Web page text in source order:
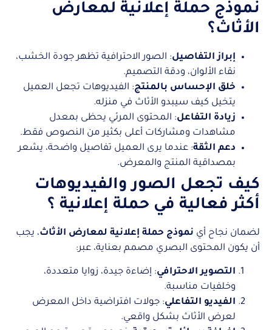
نموذج حملة إعلانية لمعارض
الأثاث؟
إبراز التفاصيل: الصور الاحترافية تظهر جودة الخشب،
نقاء الألوان، ودقة التصميم.
خلق الإحساس بالمنتج: الفيديوهات تجعل العميل
يتخيل كيف سيبدو الأثاث في منزله.
زيادة التفاعل: المحتوى المرئي يحظى بمعدل
مشاهدات ومشاركات أعلى بكثير من النصوص فقط.
دعم الثقة: عندما يرى العميل تفاصيل واضحة، يشعر
بمصداقية المنتج والمعرض.
كيف تجعل الصور والفيديوهات
أكثر فعالية في حملة إعلانية ؟
لضمان نجاح أي نموذج حملة إعلانية لمعارض الأثاث، يجب
أن يكون المحتوى البصري مصمم بعناية، عبر:
التصوير الاحترافي: إضاءة جيدة، زوايا متعددة،
وخلفيات مناسبة.
الفيديو التفاعلي: جولات افتراضية داخل المعرض
لعرض الأثاث بشكل واقعي.